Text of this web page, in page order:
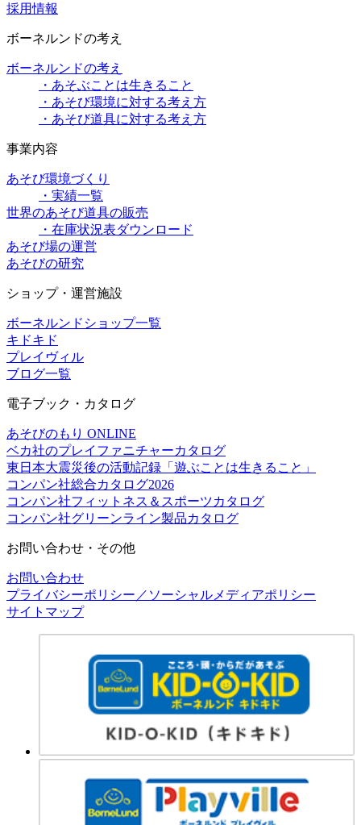
採用情報
ボーネルンドの考え
ボーネルンドの考え
・あそぶことは生きること
・あそび環境に対する考え方
・あそび道具に対する考え方
事業内容
あそび環境づくり
・実績一覧
世界のあそび道具の販売
・在庫状況表ダウンロード
あそび場の運営
あそびの研究
ショップ・運営施設
ボーネルンドショップ一覧
キドキド
プレイヴィル
ブログ一覧
電子ブック・カタログ
あそびのもり ONLINE
ベカ社のプレイファニチャーカタログ
東日本大震災後の活動記録「遊ぶことは生きること」
コンパン社総合カタログ2026
コンパン社フィットネス＆スポーツカタログ
コンパン社グリーンライン製品カタログ
お問い合わせ・その他
お問い合わせ
プライバシーポリシー／ソーシャルメディアポリシー
サイトマップ